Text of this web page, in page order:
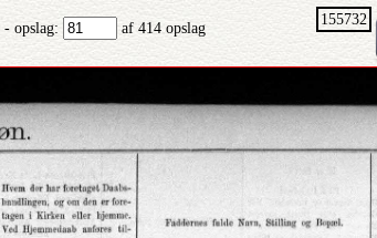
155732
opslag: af 414 opslag